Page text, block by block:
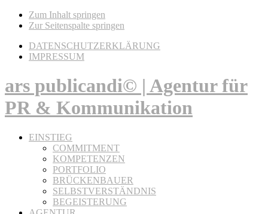
Zum Inhalt springen
Zur Seitenspalte springen
DATENSCHUTZERKLÄRUNG
IMPRESSUM
ars publicandi© | Agentur für
PR & Kommunikation
EINSTIEG
COMMITMENT
KOMPETENZEN
PORTFOLIO
BRÜCKENBAUER
SELBSTVERSTÄNDNIS
BEGEISTERUNG